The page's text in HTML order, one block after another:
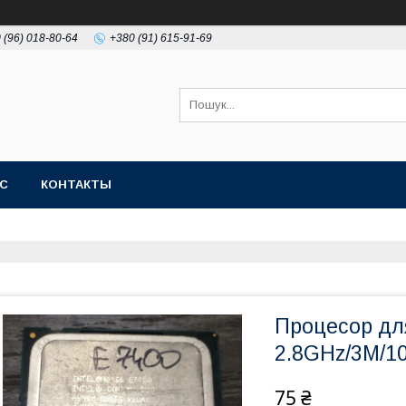
(96) 018-80-64 +380 (91) 615-91-69
КОНТАКТЫ
Процесор
2.8GHz/3M/
75 ₴